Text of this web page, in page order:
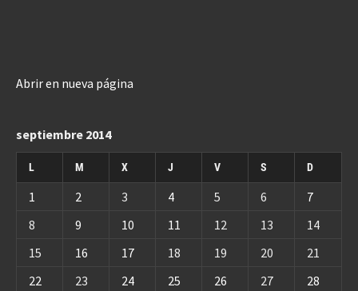
Abrir en nueva página
septiembre 2014
L M X J V S D
1 2 3 4 5 6
7
8
9 10 11 12 13
14
15
16 17 18 19 20
21
22
23 24 25 26 27 28